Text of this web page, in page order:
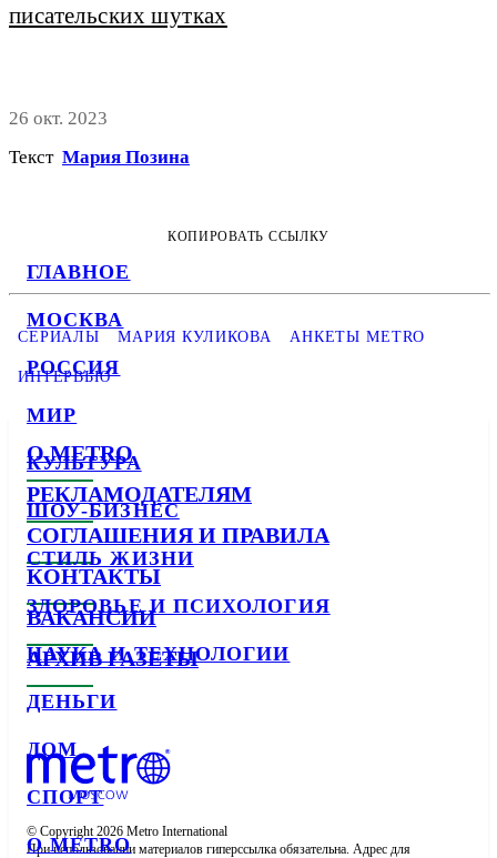
ГЛАВНОЕ
МОСКВА
РОССИЯ
МИР
КУЛЬТУРА
ШОУ-БИЗНЕС
СТИЛЬ ЖИЗНИ
ЗДОРОВЬЕ И ПСИХОЛОГИЯ
НАУКА И ТЕХНОЛОГИИ
ДЕНЬГИ
ДОМ
СПОРТ
О METRO
писательских шутках
26 окт. 2023
Текст Мария Позина
КОПИРОВАТЬ ССЫЛКУ
СЕРИАЛЫ МАРИЯ КУЛИКОВА АНКЕТЫ METRO
ИНТЕРВЬЮ
О METRO
РЕКЛАМОДАТЕЛЯМ
СОГЛАШЕНИЯ И ПРАВИЛА
КОНТАКТЫ
ВАКАНСИИ
АРХИВ ГАЗЕТЫ
© Copyright 2026 Metro International
При использовании материалов гиперссылка обязательна. Адрес для